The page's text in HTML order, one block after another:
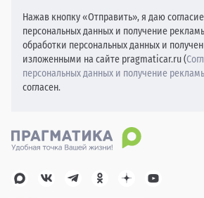
Нажав кнопку «Отправить», я даю
персональных данных и получение
обработки персональных данных и
изложенными на сайте pragmaticar.ru (
персональных данных и получение
согласен.